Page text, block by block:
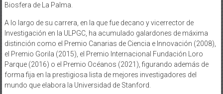
Biosfera de La Palma.
A lo largo de su carrera, en la que fue decano y vicerrector de
Investigación en la ULPGC, ha acumulado galardones de máxima
distinción como el Premio Canarias de Ciencia e Innovación (2008),
el Premio Gorila (2015), el Premio Internacional Fundación Loro
Parque (2016) o el Premio Océanos (2021), figurando además de
forma fija en la prestigiosa lista de mejores investigadores del
mundo que elabora la Universidad de Stanford.